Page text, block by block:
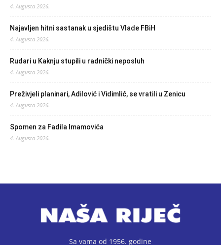
4. Augusta 2026.
Najavljen hitni sastanak u sjedištu Vlade FBiH
4. Augusta 2026.
Rudari u Kaknju stupili u radnički neposluh
4. Augusta 2026.
Preživjeli planinari, Adilović i Vidimlić, se vratili u Zenicu
4. Augusta 2026.
Spomen za Fadila Imamovića
4. Augusta 2026.
Sa vama od 1956. godine